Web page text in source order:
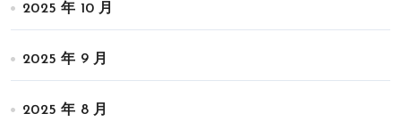
2025 年 10 月
2025 年 9 月
2025 年 8 月